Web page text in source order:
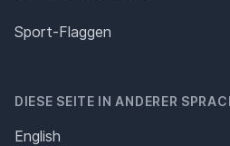
Sport-Flaggen
DIESE SEITE IN ANDERER
English